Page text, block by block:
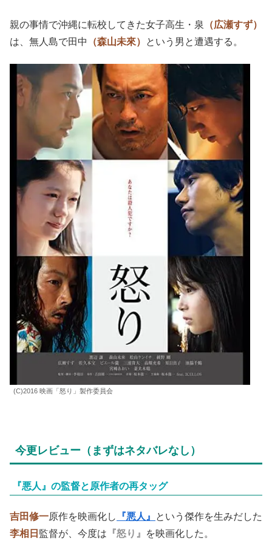
親の事情で沖縄に転校してきた女子高生・泉
（広瀬すず）
は、無人島で田中
（森山未來） という男と遭遇する。
(C)2016 映画「怒り」製作委員会
今更レビュー（まずはネタバレなし）
『悪人』の監督と原作者の再タッグ
吉田修一原作を映画化し 『悪人』
という傑作を生みだした
李相日 監督が、今度は 『怒り』 を映画化した。